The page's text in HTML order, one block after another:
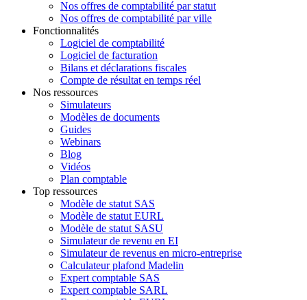
Nos offres de comptabilité par statut
Nos offres de comptabilité par ville
Fonctionnalités
Logiciel de comptabilité
Logiciel de facturation
Bilans et déclarations fiscales
Compte de résultat en temps réel
Nos ressources
Simulateurs
Modèles de documents
Guides
Webinars
Blog
Vidéos
Plan comptable
Top ressources
Modèle de statut SAS
Modèle de statut EURL
Modèle de statut SASU
Simulateur de revenu en EI
Simulateur de revenus en micro-entreprise
Calculateur plafond Madelin
Expert comptable SAS
Expert comptable SARL